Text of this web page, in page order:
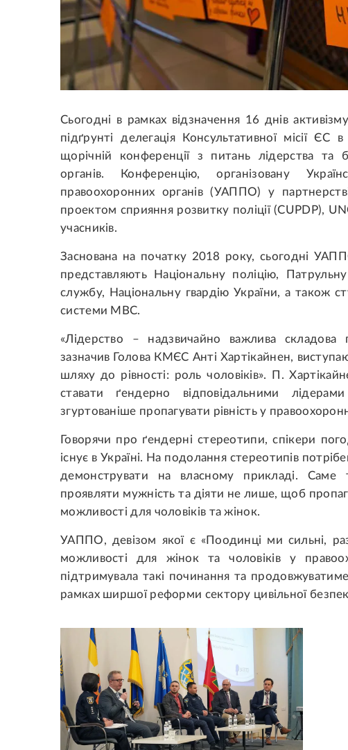
Сьогодні в рамках відзначення 16 днів
підґрунті делегація Консультативної місії ЄС
щорічній конференції з питань лідерства та
органів. Конференцію, організовану
правоохоронних органів (УАППО) у
проектом сприяння розвитку поліції (CUPDP),
учасників.
Заснована на початку 2018 року, сьогодні
представляють Національну поліцію,
службу, Національну гвардію України, а також
системи МВС.
«Лідерство – надзвичайно важлива складова
зазначив Голова КМЄС Анті Хартікайнен,
шляху до рівності: роль чоловіків». П.
ставати ґендерно відповідальними
згуртованіше пропагувати рівність у
Говорячи про ґендерні стереотипи, спікери
існує в Україні. На подолання стереотипів
демонструвати на власному прикладі. Саме
проявляти мужність та діяти не лише, щоб
можливості для чоловіків та жінок.
УАППО, девізом якої є «Поодинці ми сильні,
можливості для жінок та чоловіків у
підтримувала такі починання та
рамках ширшої реформи сектору цивільної